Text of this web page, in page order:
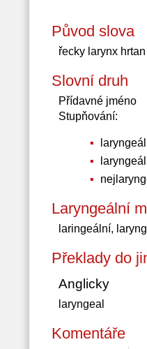
Původ slova
řecky larynx hrtan
Slovní druh
Přídavné jméno
Stupňování:
Laryngeální
laringeální,
Překlady do
Anglicky
laryngeal
Komentáře